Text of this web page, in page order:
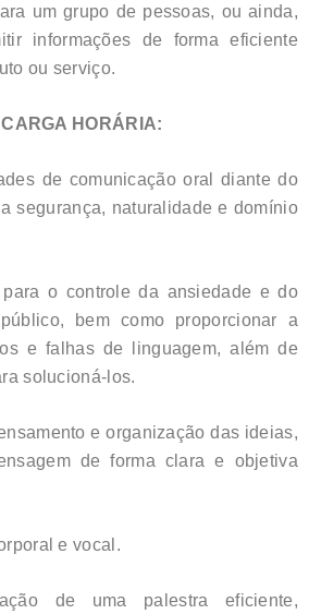
um grupo de pessoas, ou ainda,
informações de forma eficiente
ou serviço.
HORÁRIA:
de comunicação oral diante do
segurança, naturalidade e domínio
para o controle da ansiedade e do
bem como proporcionar a
e falhas de linguagem, além de
solucioná-los.
e organização das ideias,
de forma clara e objetiva
e vocal.
de uma palestra eficiente,